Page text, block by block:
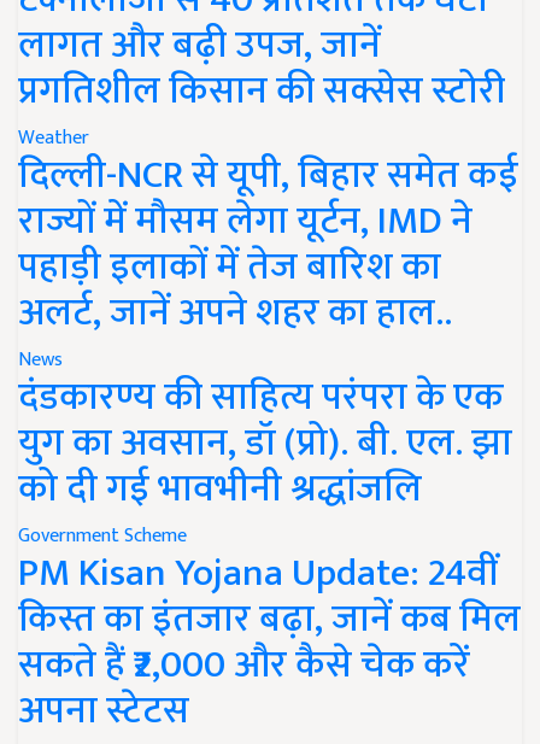
लागत और बढ़ी उपज, जानें
प्रगतिशील किसान की सक्सेस स्टोरी
Weather
दिल्ली-NCR से यूपी, बिहार समेत कई
राज्यों में मौसम लेगा यूर्टन, IMD ने
पहाड़ी इलाकों में तेज बारिश का
अलर्ट, जानें अपने शहर का हाल..
News
दंडकारण्य की साहित्य परंपरा के एक
युग का अवसान, डॉ (प्रो). बी. एल. झा
को दी गई भावभीनी श्रद्धांजलि
Government Scheme
PM Kisan Yojana Update: 24वीं
किस्त का इंतजार बढ़ा, जानें कब मिल
सकते हैं ₹2,000 और कैसे चेक करें
अपना स्टेटस